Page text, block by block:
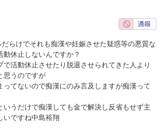
らけでそれも痴漢や妊娠させた疑惑等の悪質な
動休止しないんですか？
で活動休止させたり脱退させられてきた人より
思うのですが
ってないので痴漢にのみ言及しますが痴漢って
いうだけで痴漢しても金で解決し反省もせず主
いですね中島裕翔